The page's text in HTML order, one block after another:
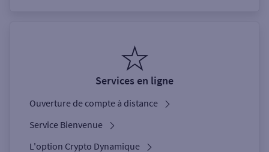
Services en ligne
Ouverture de compte à distance
Service Bienvenue
L'option Crypto Dynamique